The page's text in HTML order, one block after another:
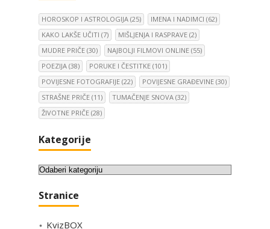
HOROSKOP I ASTROLOGIJA (25) IMENA I NADIMCI (62)
KAKO LAKŠE UČITI (7) MIŠLJENJA I RASPRAVE (2)
MUDRE PRIČE (30) NAJBOLJI FILMOVI ONLINE (55)
POEZIJA (38) PORUKE I ČESTITKE (101)
POVIJESNE FOTOGRAFIJE (22) POVIJESNE GRAĐEVINE (30)
STRAŠNE PRIČE (11) TUMAČENJE SNOVA (32)
ŽIVOTNE PRIČE (28)
Kategorije
K
t
g
Stranice
KvizBOX